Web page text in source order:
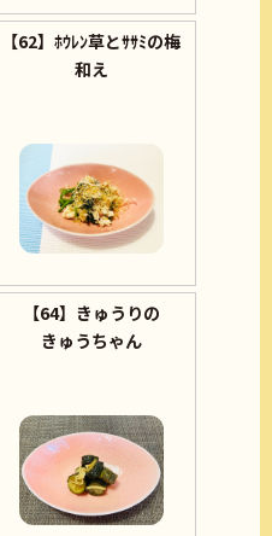
【62】ﾎｳﾚﾝ草とｻｻﾐの梅
和え
【64】きゅうりの
きゅうちゃん